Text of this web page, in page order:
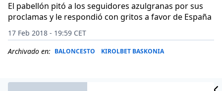
El pabellón pitó a los seguidores azulgranas por sus
proclamas y le respondió con gritos a favor de España
17 Feb 2018 - 19:59 CET
Archivado en: BALONCESTO KIROLBET BASKONIA